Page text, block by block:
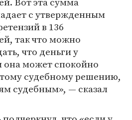
с утвержденным
в 136
так что можно
что деньги у
она может спокойно
судебному решению,
судебным», — сказал